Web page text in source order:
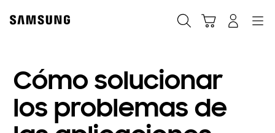
content
Cómo solucionar
los problemas de